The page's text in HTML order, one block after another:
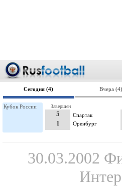
Сегодня (4) Вчера (4)
Кубок России
Спартак
5
1
Оренбург
Завершен
30.03.2002